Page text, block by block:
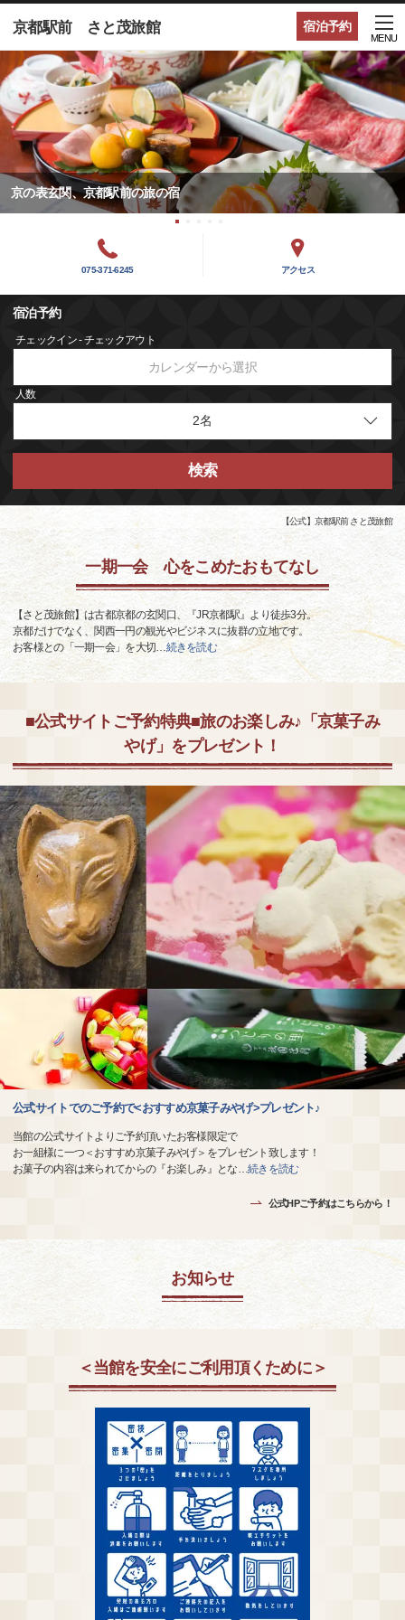
宿泊予約
京都駅前 さと茂旅館
MENU
京の表玄関、京都駅前の旅の宿
075-371-6245 アクセス
宿泊予約
チェックイン - チェックアウト
カレンダーから選択
人数
検索
【公式】京都駅前 さと茂旅館
一期一会 心をこめたおもてなし
【さと茂旅館】は古都京都の玄関口、『JR京都駅』より徒歩3分。
京都だけでなく、関西一円の観光やビジネスに抜群の立地です。
お客様との「一期一会」を大切…続きを読む
■公式サイトご予約特典■旅のお楽しみ♪「京菓子み
やげ」をプレゼント！
公式サイトでのご予約で<おすすめ京菓子みやげ>プレゼント♪
当館の公式サイトよりご予約頂いたお客様限定で
お一組様に一つ＜おすすめ京菓子みやげ＞をプレゼント致します！
お菓子の内容は来られてからの『お楽しみ』とな…続きを読む
公式HPご予約はこちらから！
お知らせ
＜当館を安全にご利用頂くために＞